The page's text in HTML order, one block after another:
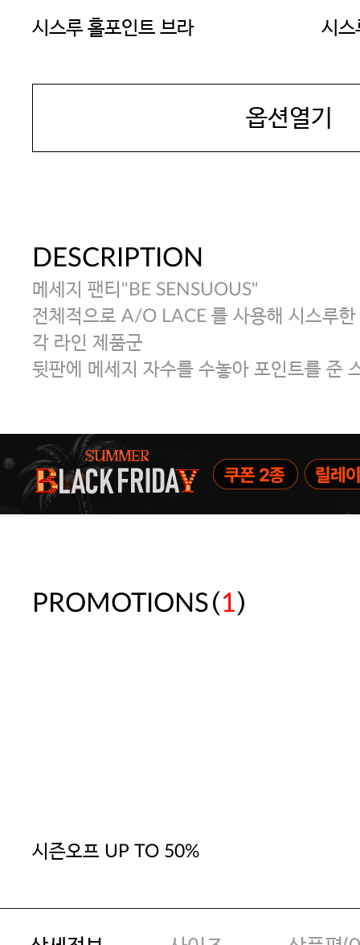
시스루 홀포인트 브라 시스
옵션열기
DESCRIPTION
메세지 팬티"BE SENSUOUS"
전체적으로 A/O LACE 를 사용해 시스루
각 라인 제품군
뒷판에 메세지 자수를 수놓아 포인트를 준
PROMOTIONS(1)
시즌오프 UP TO 50%